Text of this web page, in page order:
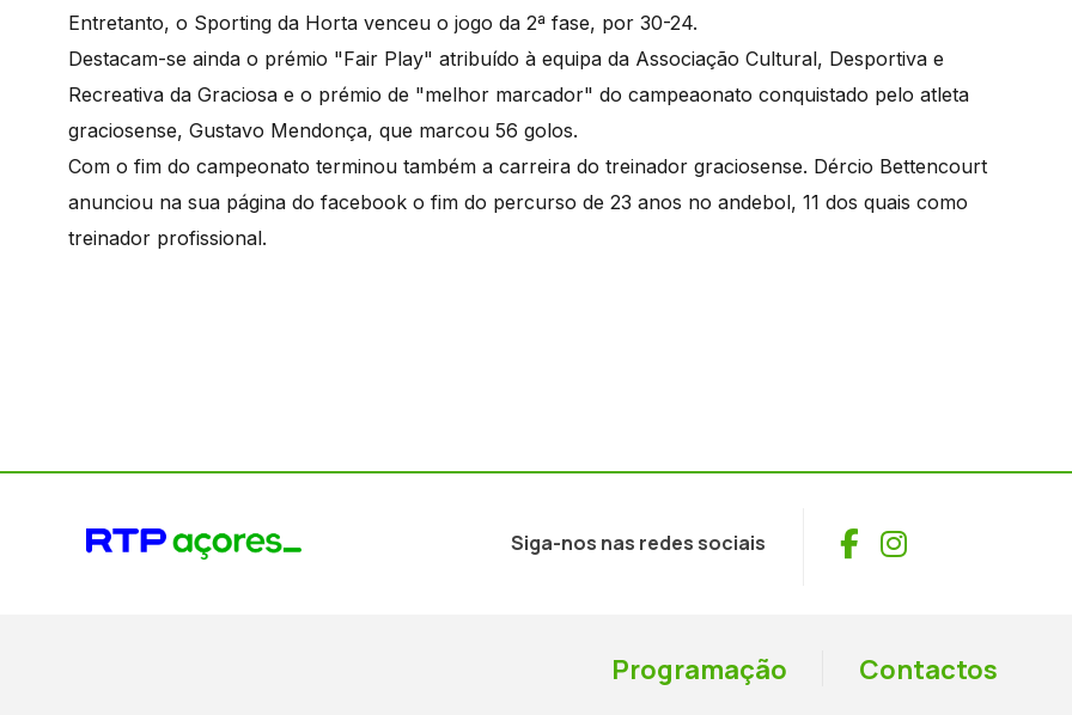
Entretanto, o Sporting da Horta venceu o jogo da 2ª fase, por 30-24.
Destacam-se ainda o prémio "Fair Play" atribuído à equipa da Associação Cultural, Desportiva e
Recreativa da Graciosa e o prémio de "melhor marcador" do campeaonato conquistado pelo atleta
graciosense, Gustavo Mendonça, que marcou 56 golos.
Com o fim do campeonato terminou também a carreira do treinador graciosense. Dércio Bettencourt
anunciou na sua página do facebook o fim do percurso de 23 anos no andebol, 11 dos quais como
treinador profissional.
Siga-nos nas redes sociais Facebook
Instagram
Programação Contactos